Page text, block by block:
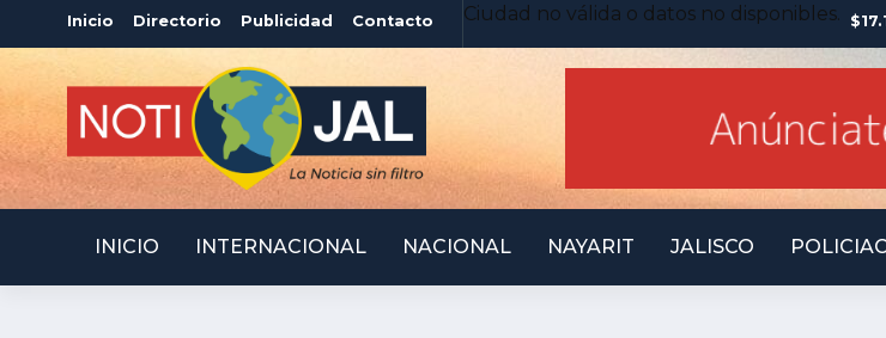
Inicio Directorio Publicidad Contacto Ciudad no válida o datos no disponibles.
INICIO INTERNACIONAL NACIONAL NAYARIT JALISCO